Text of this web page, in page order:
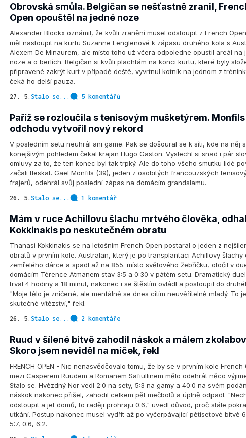
Obrovská smůla. Belgičan se nešťastně zranil,
Open opouštěl na jedné noze
Alexander Blockx oznámil, že kvůli zranění musel odstoupit z French
měl nastoupit na kurtu Suzanne Lenglenové k zápasu druhého kola s
Alexem De Minaurem, ale místo toho už včera odpoledne opustil areál na
noze a o berlích. Belgičan si kvůli plachtám na konci kurtu, které byly
připravené zakrýt kurt v případě deště, vyvrtnul kotník na jednom z
čeká ho delší pauza.
27. 5. Stalo se... 5 komentářů
Paříž se rozloučila s tenisovým mušketýrem.
odchodu vytvořil nový rekord
V posledním setu neuhrál ani game. Pak se došoural se k síti, kde na něj s
konejšivým pohledem čekal krajan Hugo Gaston. Vyslechl si snad i pár
omluvy za to, že ten konec byl tak trpký. Ale do toho všeho smutku lidé
začali tleskat. Gael Monfils (39), jeden z osobitých francouzských
frajerů, odehrál svůj poslední zápas na domácím grandslamu.
26. 5. Stalo se... 1 komentář
Mám v ruce Achillovu šlachu mrtvého člověka,
Kokkinakis po neskutečném obratu
Thanasi Kokkinakis se na letošním French Open postaral o jeden z
obratů v prvním kole. Australan, který je po transplantaci Achillovy šlachy
zemřelého dárce a spadl až na 855. místo světového žebříčku, otočil v
domácím Térence Atmanem stav 3:5 a 0:30 v pátém setu. Dramatický
trval 4 hodiny a 18 minut, nakonec i se štěstím ovládl a postoupil do
"Moje tělo je zničené, ale mentálně se dnes cítím neuvěřitelně mladý. To je
skutečné vítězství," řekl.
26. 5. Stalo se... 2 komentáře
Ruud v šílené bitvě zahodil náskok a málem
Skoro jsem neviděl na míček, řekl
FRENCH OPEN - Nic nenasvědčovalo tomu, že by se v prvním kole French
mezi Casperem Ruudem a Romanem Safiullinem mělo odehrát něco
Stalo se. Hvězdný Nor vedl 2:0 na sety, 5:3 na gamy a 40:0 na svém
náskok nakonec přišel, zahodil celkem pět mečbolů a úplně odpadl.
odstoupit a jet domů, to raději prohraju 0:6," uvedl důvod, proč stále
utkání. Postup nakonec musel vydřít až po vyčerpávající pětisetové bitvě
5:7, 0:6, 6:2.